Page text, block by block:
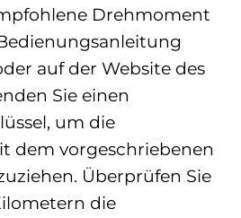
Drehmoment
auf der Website des
Sie einen
um die
dem vorgeschriebenen
Überprüfen Sie
die